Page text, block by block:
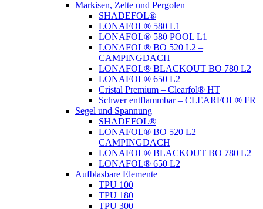
Markisen, Zelte und Pergolen
SHADEFOL®
LONAFOL® 580 L1
LONAFOL® 580 POOL L1
LONAFOL® BO 520 L2 –
CAMPINGDACH
LONAFOL® BLACKOUT BO 780 L2
LONAFOL® 650 L2
Cristal Premium – Clearfol® HT
Schwer entflammbar – CLEARFOL® FR
Segel und Spannung
SHADEFOL®
LONAFOL® BO 520 L2 –
CAMPINGDACH
LONAFOL® BLACKOUT BO 780 L2
LONAFOL® 650 L2
Aufblasbare Elemente
TPU 100
TPU 180
TPU 300